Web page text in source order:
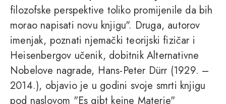
filozofske perspektive toliko promijenile da bih
morao napisati novu knjigu". Druga, autorov
imenjak, poznati njemački teorijski fizičar i
Heisenbergov učenik, dobitnik Alternativne
Nobelove nagrade, Hans-Peter Dürr (1929. –
2014.), objavio je u godini svoje smrti knjigu
pod naslovom "Es gibt keine Materie"